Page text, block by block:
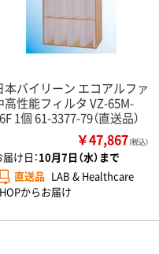
本バイリーン エコアルファ
高性能フィルタ VZ-65M-
1個 61-3377-79（直送品）
￥47,867（税込）
け日：10月7日（水）まで
直送品 LAB & Healthcare
からお届け